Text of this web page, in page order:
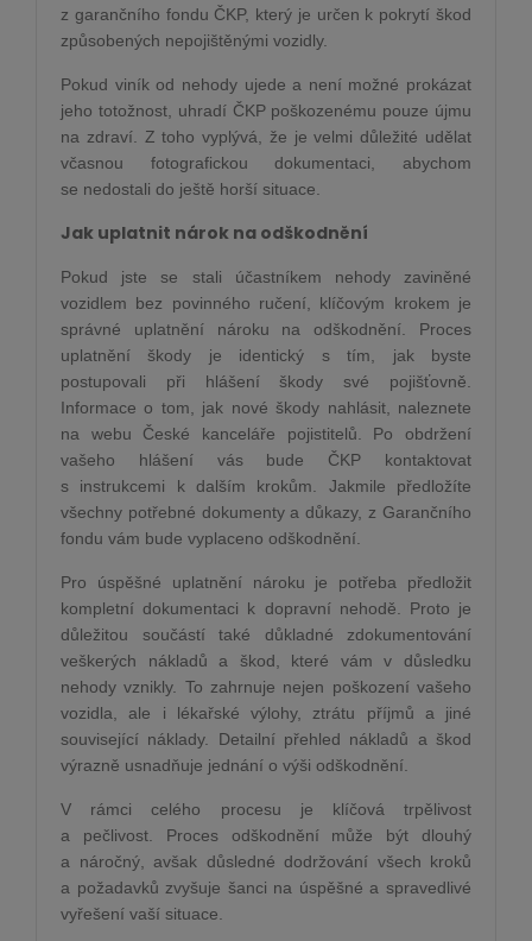
z garančního fondu ČKP, který je určen k pokrytí škod
způsobených nepojištěnými vozidly.
Pokud viník od nehody ujede a není možné prokázat
jeho totožnost, uhradí ČKP poškozenému pouze újmu
na zdraví. Z toho vyplývá, že je velmi důležité udělat
včasnou fotografickou dokumentaci, abychom
se nedostali do ještě horší situace.
Jak uplatnit nárok na odškodnění
Pokud jste se stali účastníkem nehody zaviněné
vozidlem bez povinného ručení, klíčovým krokem je
správné uplatnění nároku na odškodnění. Proces
uplatnění škody je identický s tím, jak byste
postupovali při hlášení škody své pojišťovně.
Informace o tom, jak nové škody nahlásit, naleznete
na webu České kanceláře pojistitelů. Po obdržení
vašeho hlášení vás bude ČKP kontaktovat
s instrukcemi k dalším krokům. Jakmile předložíte
všechny potřebné dokumenty a důkazy, z Garančního
fondu vám bude vyplaceno odškodnění.
Pro úspěšné uplatnění nároku je potřeba předložit
kompletní dokumentaci k dopravní nehodě. Proto je
důležitou součástí také důkladné zdokumentování
veškerých nákladů a škod, které vám v důsledku
nehody vznikly. To zahrnuje nejen poškození vašeho
vozidla, ale i lékařské výlohy, ztrátu příjmů a jiné
související náklady. Detailní přehled nákladů a škod
výrazně usnadňuje jednání o výši odškodnění.
V rámci celého procesu je klíčová trpělivost
a pečlivost. Proces odškodnění může být dlouhý
a náročný, avšak důsledné dodržování všech kroků
a požadavků zvyšuje šanci na úspěšné a spravedlivé
vyřešení vaší situace.